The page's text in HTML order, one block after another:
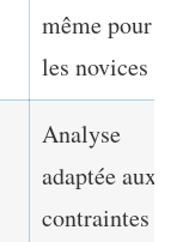
même pour
les novices
Analyse
adaptée aux
contraintes